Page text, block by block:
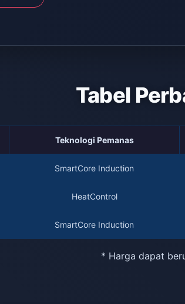
Tabel
Teknologi Pemanas
SmartCore Induction
HeatControl
SmartCore Induction
* Harga dapat